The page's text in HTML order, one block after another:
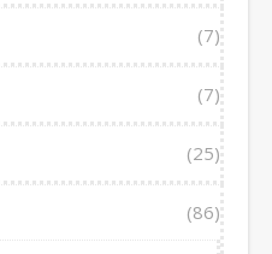
(7)
(7)
(25)
(86)